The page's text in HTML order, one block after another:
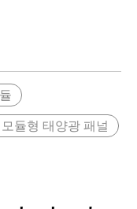
듈형 태양광 패널